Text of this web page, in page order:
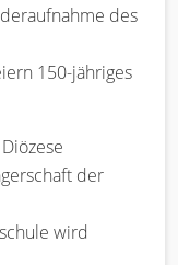
des
150-jähriges
der
wird